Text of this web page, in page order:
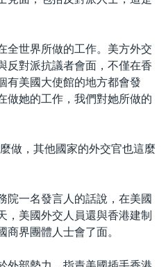
全世界所做的工作。美方外交
反對派抗議者會面，不僅在香
有美國大使館的地方都會發
做她的工作，我們對她所做的
做，其他國家的外交官也這麼
院一名發言人的話說，在美國
，美國外交人員還與香港建制
界團體人士會了面。